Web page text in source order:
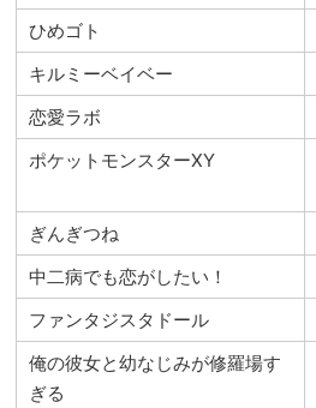
ひめゴト
キルミーベイベー
恋愛ラボ
ポケットモンスターXY
ぎんぎつね
中二病でも恋がしたい！
ファンタジスタドール
俺の彼女と幼なじみが修羅場す
ぎる